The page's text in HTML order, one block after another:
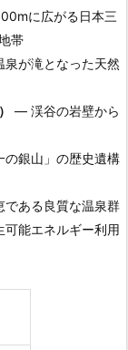
に広がる日本三
帯
が滝となった天然
— 渓谷の岩壁から
銀山」の歴史遺構
ある良質な温泉群
能エネルギー利用